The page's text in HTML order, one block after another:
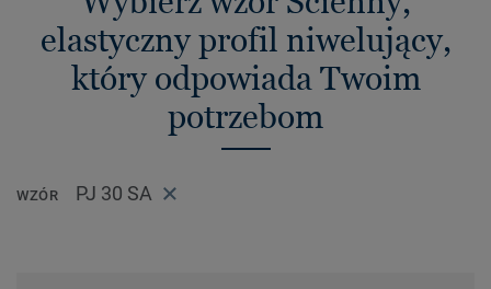
elastyczny profil niwelujący,
który odpowiada Twoim
potrzebom
WZÓR PJ 30 SA